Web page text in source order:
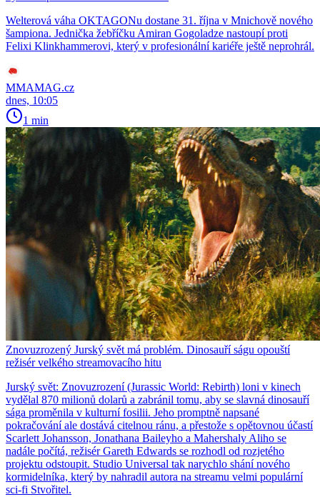
Welterová váha OKTAGONu dostane 31. října v Mnichově nového
šampiona. Jednička žebříčku Amiran Gogoladze nastoupí proti
Felixi Klinkhammerovi, který v profesionální kariéře ještě neprohrál.
MMAMAG.cz
dnes, 10:05
1 min
Znovuzrozený Jurský svět má problém. Dinosauří ságu opouští
režisér velkého streamovacího hitu
Jurský svět: Znovuzrození (Jurassic World: Rebirth) loni v kinech
vydělal 870 milionů dolarů a zabránil tomu, aby se slavná dinosauří
sága proměnila v kulturní fosilii. Jeho promptně napsané
pokračování ale dostává citelnou ránu, a přestože s opětovnou účastí
Scarlett Johansson, Jonathana Baileyho a Mahershaly Aliho se
nadále počítá, režisér Gareth Edwards se rozhodl od rozjetého
projektu odstoupit. Studio Universal tak narychlo shání nového
kormidelníka, který by nahradil autora na streamu velmi populární
sci-fi Stvořitel.